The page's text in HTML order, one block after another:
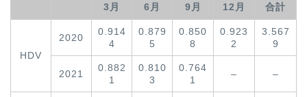
3月 6月 9月 12月 合計
HDV
2020
0.914
4
0.879
5
0.850
8
0.923
2
3.567
9
2021
0.882
1
0.810
3
0.764
1
– –